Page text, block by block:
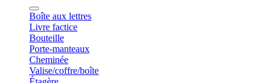
Boîte aux lettres
Livre factice
Bouteille
Porte-manteaux
Cheminée
Valise/coffre/boîte